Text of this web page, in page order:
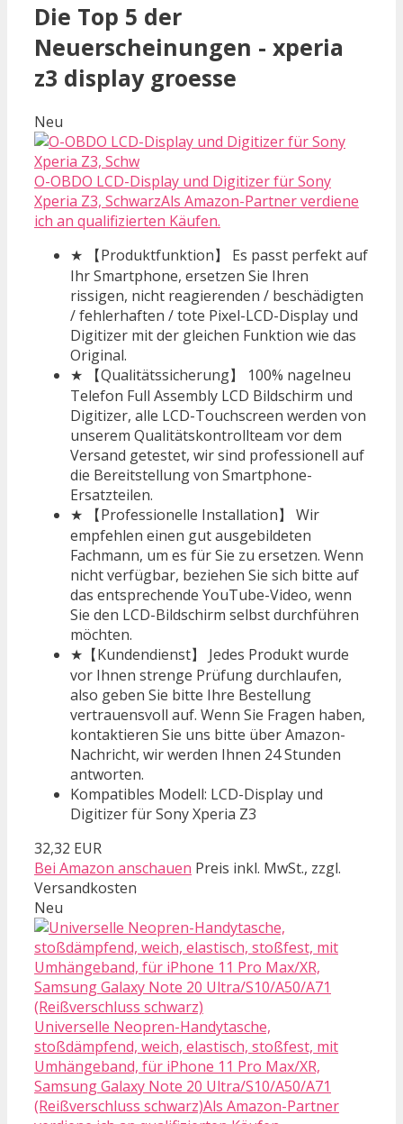
Die Top 5 der
Neuerscheinungen - xperia
z3 display groesse
Neu
O-OBDO LCD-Display und Digitizer für Sony
Xperia Z3, SchwarzAls Amazon-Partner verdiene
ich an qualifizierten Käufen.
★ 【Produktfunktion】 Es passt perfekt auf
Ihr Smartphone, ersetzen Sie Ihren
rissigen, nicht reagierenden / beschädigten
/ fehlerhaften / tote Pixel-LCD-Display und
Digitizer mit der gleichen Funktion wie das
Original.
★ 【Qualitätssicherung】 100% nagelneu
Telefon Full Assembly LCD Bildschirm und
Digitizer, alle LCD-Touchscreen werden von
unserem Qualitätskontrollteam vor dem
Versand getestet, wir sind professionell auf
die Bereitstellung von Smartphone-
Ersatzteilen.
★ 【Professionelle Installation】 Wir
empfehlen einen gut ausgebildeten
Fachmann, um es für Sie zu ersetzen. Wenn
nicht verfügbar, beziehen Sie sich bitte auf
das entsprechende YouTube-Video, wenn
Sie den LCD-Bildschirm selbst durchführen
möchten.
★【Kundendienst】 Jedes Produkt wurde
vor Ihnen strenge Prüfung durchlaufen,
also geben Sie bitte Ihre Bestellung
vertrauensvoll auf. Wenn Sie Fragen haben,
kontaktieren Sie uns bitte über Amazon-
Nachricht, wir werden Ihnen 24 Stunden
antworten.
Kompatibles Modell: LCD-Display und
Digitizer für Sony Xperia Z3
32,32 EUR
Bei Amazon anschauen Preis inkl. MwSt., zzgl.
Versandkosten
Neu
Universelle Neopren-Handytasche,
stoßdämpfend, weich, elastisch, stoßfest, mit
Umhängeband, für iPhone 11 Pro Max/XR,
Samsung Galaxy Note 20 Ultra/S10/A50/A71
(Reißverschluss schwarz)Als Amazon-Partner